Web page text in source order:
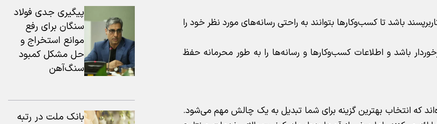
باشد تا کسب‌وکارها بتوانند به راحتی رسانه‌های مورد نظر خود را
باشد و اطلاعات کسب‌وکارها و رسانه‌ها را به طور محرمانه حفظ
که انتخاب بهترین گزینه برای شما تبدیل به یک چالش مهم می‌شود.
پیگیری جدی فولاد
سنگان برای رفع
موانع استخراج و
حل مشکل کمبود
سنگ‌آهن
بانك ملت در رتبه